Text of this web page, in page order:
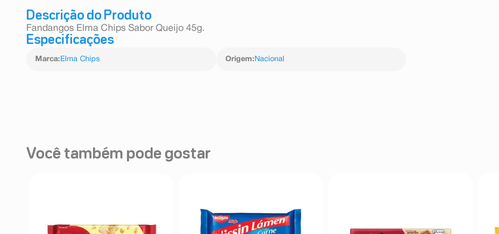
Descrição do Produto
Fandangos Elma Chips Sabor Queijo 45g.
Especificações
Marca: Elma Chips Origem: Nacional
Você também pode gostar